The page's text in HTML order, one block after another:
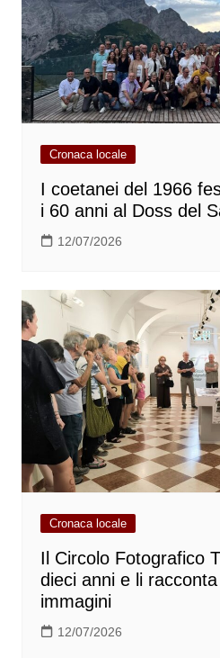
Cronaca locale
I coetanei del 1966
i 60 anni al Doss del
12/07/2026
Cronaca locale
Il Circolo Fotografico
dieci anni e li
immagini
12/07/2026